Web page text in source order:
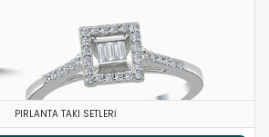
PIRLANTA TAKI SETLERI